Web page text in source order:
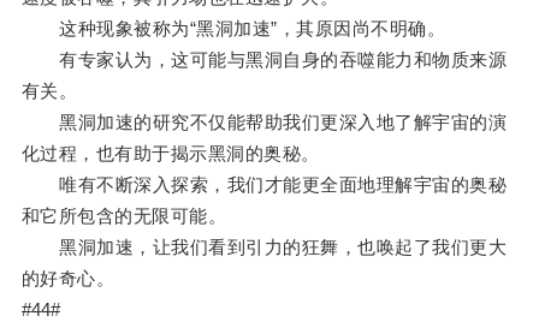
这种现象被称为“黑洞加速”，其原因尚不明确。
有专家认为，这可能与黑洞自身的吞噬能力和物质来源
有关。
黑洞加速的研究不仅能帮助我们更深入地了解宇宙的演
化过程，也有助于揭示黑洞的奥秘。
唯有不断深入探索，我们才能更全面地理解宇宙的奥秘
和它所包含的无限可能。
黑洞加速，让我们看到引力的狂舞，也唤起了我们更大
的好奇心。
#44#